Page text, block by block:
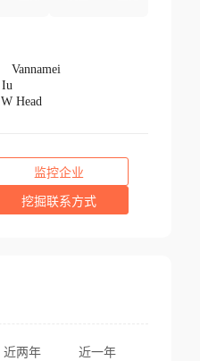
Vannamei
Iu
W Head
监控企业
挖掘联系方式
近两年 近一年